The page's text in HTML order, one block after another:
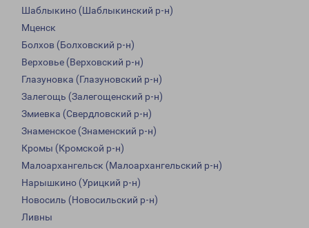
Шаблыкино (Шаблыкинский р-н)
Мценск
Болхов (Болховский р-н)
Верховье (Верховский р-н)
Глазуновка (Глазуновский р-н)
Залегощь (Залегощенский р-н)
Змиевка (Свердловский р-н)
Знаменское (Знаменский р-н)
Кромы (Кромской р-н)
Малоархангельск (Малоархангельский р-н)
Нарышкино (Урицкий р-н)
Новосиль (Новосильский р-н)
Ливны